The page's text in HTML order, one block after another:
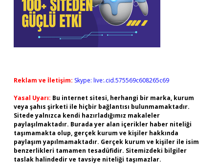
Reklam ve İletişim: Skype: live:.cid.575569c608265c69
Yasal Uyarı: Bu internet sitesi, herhangi bir marka, kurum
veya şahıs şirketi ile hiçbir bağlantısı bulunmamaktadır.
Sitede yalnızca kendi hazırladığımız makaleler
paylaşılmaktadır. Burada yer alan içerikler haber niteliği
taşımamakta olup, gerçek kurum ve kişiler hakkında
paylaşım yapılmamaktadır. Gerçek kurum ve kişiler ile isim
benzerlikleri tamamen tesadüfidir. Sitemizdeki bilgiler
taslak halindedir ve tavsiye niteliği taşımazlar.